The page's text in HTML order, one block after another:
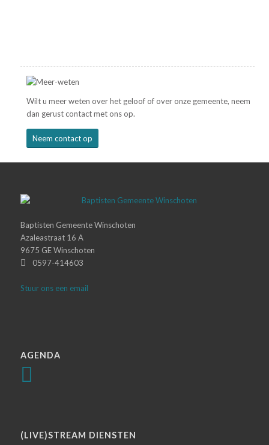
Wilt u meer weten over het geloof of over onze gemeente, neem
dan gerust contact met ons op.
Neem contact op
Baptisten Gemeente Winschoten
Azaleastraat 16 A
9675 GE Winschoten
0597-414603
Stuur ons een email
AGENDA
(LIVE)STREAM DIENSTEN